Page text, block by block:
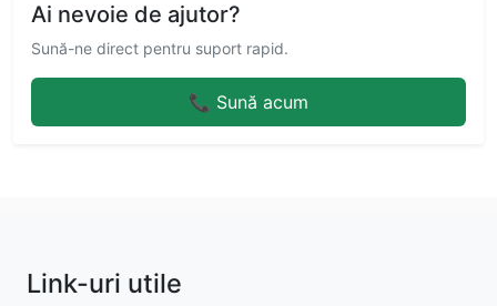
Ai nevoie de ajutor?
Sună-ne direct pentru suport rapid.
📞 Sună acum
Link-uri utile